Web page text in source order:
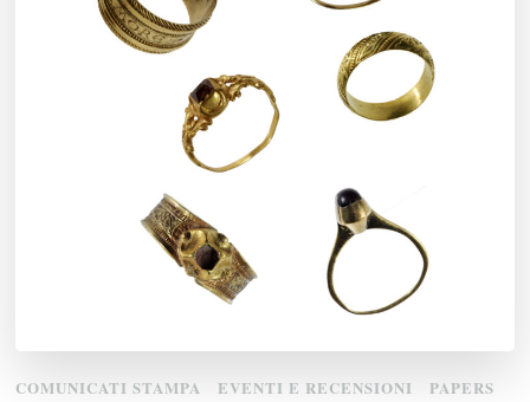
COMUNICATI STAMPA EVENTI E RECENSIONI PAPERS